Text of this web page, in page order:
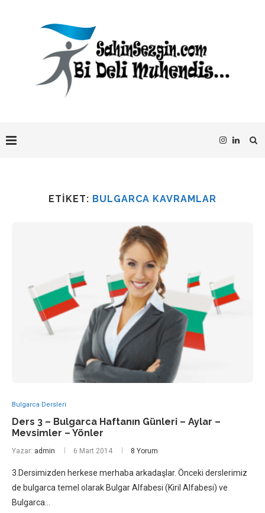
ETIKET: BULGARCA KAVRAMLAR
Bulgarca Dersleri
Ders 3 – Bulgarca Haftanın Günleri – Aylar –
Mevsimler – Yönler
Yazar: admin 6 Mart 2014 8 Yorum
3.Dersimizden herkese merhaba arkadaşlar. Önceki derslerimiz
de bulgarca temel olarak Bulgar Alfabesi (Kiril Alfabesi) ve
Bulgarca…